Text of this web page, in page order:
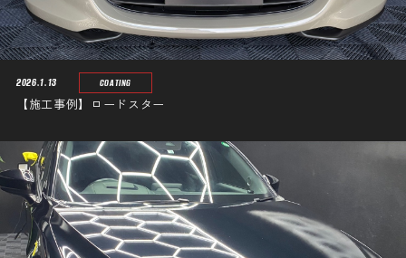
2026.1.13 COATING
【施工事例】ロードスター